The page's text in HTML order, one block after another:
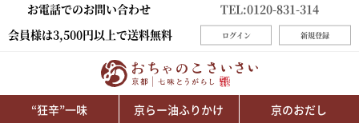
お電話でのお問い合わせ
TEL:0120-831-314
会員様は3,500円以上で送料無料
ログイン 新規登録
“狂辛”一味 京らー油ふりかけ 京のおだし